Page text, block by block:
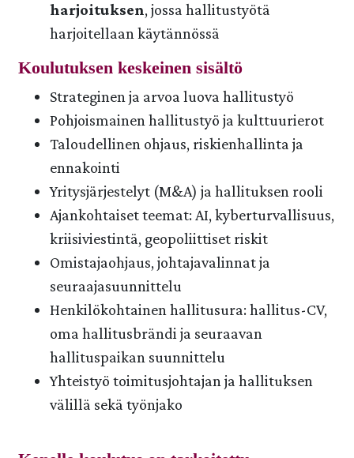
harjoituksen, jossa hallitustyötä
harjoitellaan käytännössä
Koulutuksen keskeinen sisältö
Strateginen ja arvoa luova hallitustyö
Pohjoismainen hallitustyö ja kulttuurierot
Taloudellinen ohjaus, riskienhallinta ja
ennakointi
Yritysjärjestelyt (M&A) ja hallituksen rooli
Ajankohtaiset teemat: AI, kyberturvallisuus,
kriisiviestintä, geopoliittiset riskit
Omistajaohjaus, johtajavalinnat ja
seuraajasuunnittelu
Henkilökohtainen hallitusura: hallitus-CV,
oma hallitusbrändi ja seuraavan
hallituspaikan suunnittelu
Yhteistyö toimitusjohtajan ja hallituksen
välillä sekä työnjako